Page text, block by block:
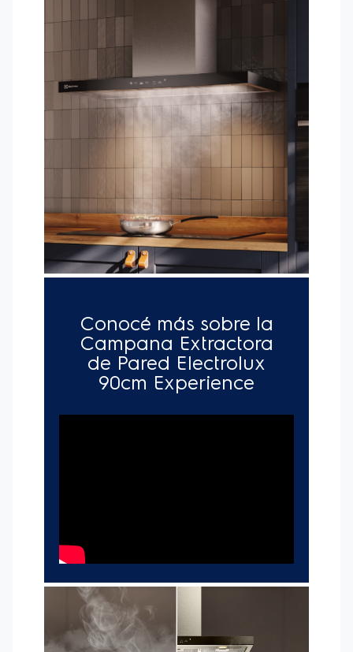
CARACTERÍSTICAS:
-Campana extractora de Pared Electrolux:
Experience con Alto poder de succión y Panel Full
Touch (CE6TF).
-Alto Poder de Succión:
Retiene humos y grasas de
una forma eficiente durante la preparación de tus
recetas. Tu cocina libre de humo y olores indeseables,
regenera el aire en menos de 2 minutos*. *Pruebas
según IEC 61591 en una cocina de 10m² con una altura
de techo de 2,5m, que puede variar según el
entorno.
-Panel full touch, con LED blanco:Una interfaz
diferenciada y más intuitiva, proporciona una mejor
-Señal Cambio de Filtro:
Cuando la campana está
instalada en modo purificador, el LED indicador de
cambio de filtro señalara que es necesario
remplazarlo, garantizando un mejor rendimiento del
-Luz LED:Te da una mayor claridad y visibilidad de
-Función 2 en 1:Cambia entre los modos extractor y
-Filtración dual: Los filtros de aluminio extraíbles
capturan y retienen hasta un 75 %* de la grasa. El